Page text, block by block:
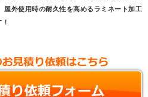
屋外使用時の耐久性を高めるラミネート加工